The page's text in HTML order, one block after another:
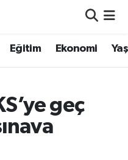
Eğitim Ekonomi
geç